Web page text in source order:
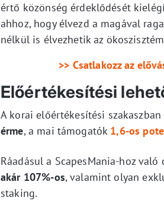
értő közönség érdeklődését
ahhoz, hogy élvezd a magával
nélkül is élvezhetik az
>> Csatlakozz az
Előértékesítési
A korai előértékesítési szakaszban
érme, a mai támogatók 1,6-os
Ráadásul a ScapesMania-hoz való
akár 107%-os, valamint olyan
staking.